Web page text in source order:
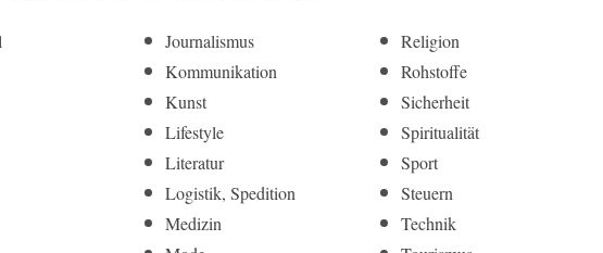
Journalismus
Kommunikation
Kunst
Lifestyle
Literatur
Logistik, Spedition
Medizin
Religion
Rohstoffe
Sicherheit
Spiritualität
Sport
Steuern
Technik